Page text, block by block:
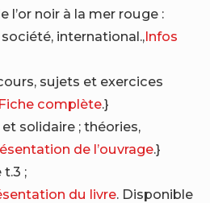
l’or noir à la mer rouge :
international.,Infos
sujets et exercices
Fiche complète.}
solidaire ; théories,
de l’ouvrage.}
;
du livre. Disponible